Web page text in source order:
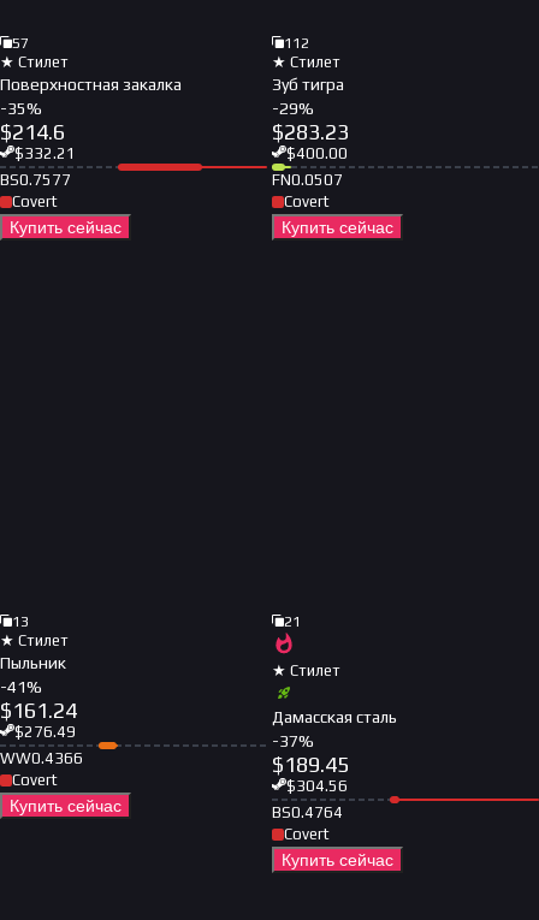
57
★ Стилет
Поверхностная закалка
-35%
$214.6
$332.21
BS0.7577
Covert
Купить сейчас
112
★ Стилет
Зуб тигра
-29%
$283.23
$400.00
FN0.0507
Covert
Купить сейчас
13
★ Стилет
Пыльник
-41%
$161.24
$276.49
WW0.4366
Covert
Купить сейчас
21
★ Стилет
Дамасская сталь
-37%
$189.45
$304.56
BS0.4764
Covert
Купить сейчас